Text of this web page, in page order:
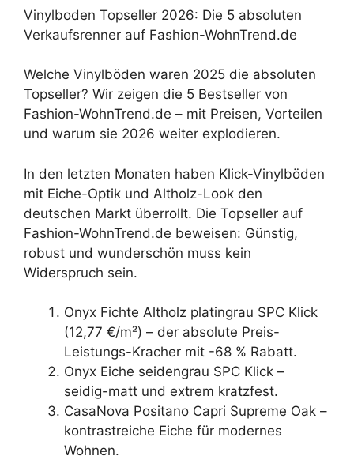
Vinylboden Topseller 2026: Die 5 absoluten
Verkaufsrenner auf Fashion-WohnTrend.de
Welche Vinylböden waren 2025 die absoluten
Topseller? Wir zeigen die 5 Bestseller von
Fashion-WohnTrend.de – mit Preisen, Vorteilen
und warum sie 2026 weiter explodieren.
In den letzten Monaten haben Klick-Vinylböden
mit Eiche-Optik und Altholz-Look den
deutschen Markt überrollt. Die Topseller auf
Fashion-WohnTrend.de beweisen: Günstig,
robust und wunderschön muss kein
Widerspruch sein.
Onyx Fichte Altholz platingrau SPC Klick
(12,77 €/m²) – der absolute Preis-
Leistungs-Kracher mit -68 % Rabatt.
Onyx Eiche seidengrau SPC Klick –
seidig-matt und extrem kratzfest.
CasaNova Positano Capri Supreme Oak –
kontrastreiche Eiche für modernes
Wohnen.